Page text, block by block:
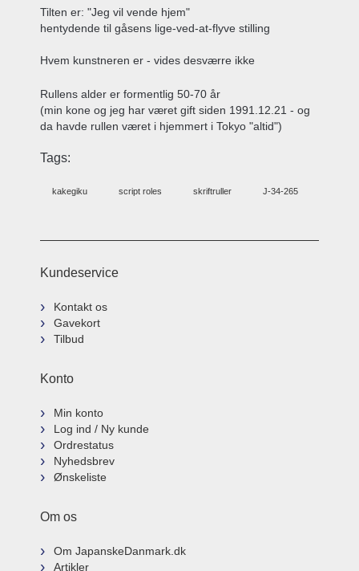
Tilten er: "Jeg vil vende hjem"
hentydende til gåsens lige-ved-at-flyve stilling
Hvem kunstneren er - vides desværre ikke
Rullens alder er formentlig 50-70 år
(min kone og jeg har været gift siden 1991.12.21 - og
da havde rullen været i hjemmert i Tokyo "altid")
Tags:
kakegiku script roles skriftruller J-34-265
Kundeservice
Kontakt os
Gavekort
Tilbud
Konto
Min konto
Log ind / Ny kunde
Ordrestatus
Nyhedsbrev
Ønskeliste
Om os
Om JapanskeDanmark.dk
Artikler